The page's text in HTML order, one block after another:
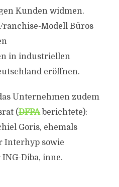
Kunden widmen.
Modell Büros
in industriellen
eröffnen.
Unternehmen zudem
(DFPAberichtete):
Goris, ehemals
Interhyp sowie
Diba, inne.